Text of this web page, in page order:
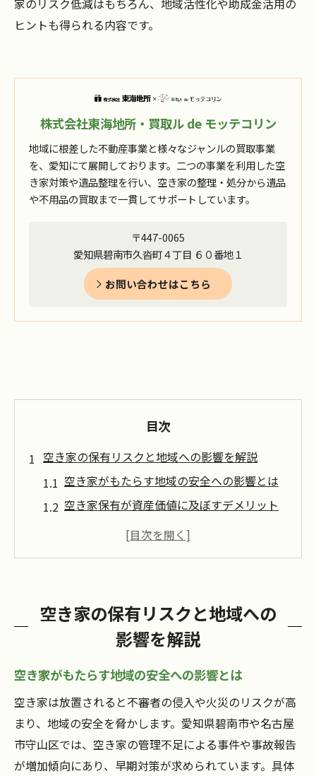
家のリスク低減はもちろん、地域活性化や助成金活用の
ヒントも得られる内容です。
株式会社東海地所・買取ル de モッテコリン
地域に根差した不動産事業と様々なジャンルの買取事業
を、愛知にて展開しております。二つの事業を利用した空
き家対策や遺品整理を行い、空き家の整理・処分から遺品
や不用品の買取まで一貫してサポートしています。
〒447-0065
愛知県碧南市久沓町４丁目 ６０番地１
お問い合わせはこちら
目次
空き家の保有リスクと地域への影響を解説
空き家がもたらす地域の安全への影響とは
空き家保有が資産価値に及ぼすデメリット
空き家の放置が周辺環境へ与えるリスク
空き家リスクの早期発見が重要な理由
適切な空き家管理で資産価値を守る方法
空き家の管理で資産を守るポイント解説
定期点検による空き家の劣化防止策
空き家管理の実践でトラブルを未然に防ぐ
専門家と連携した空き家対策のすすめ
空き家の管理が地域評価向上につながる理
空き家の保有リスクと地域への
影響を解説
空き家がもたらす地域の安全への影響とは
空き家は放置されると不審者の侵入や火災のリスクが高
まり、地域の安全を脅かします。愛知県碧南市や名古屋
市守山区では、空き家の管理不足による事件や事故報告
が増加傾向にあり、早期対策が求められています。具体